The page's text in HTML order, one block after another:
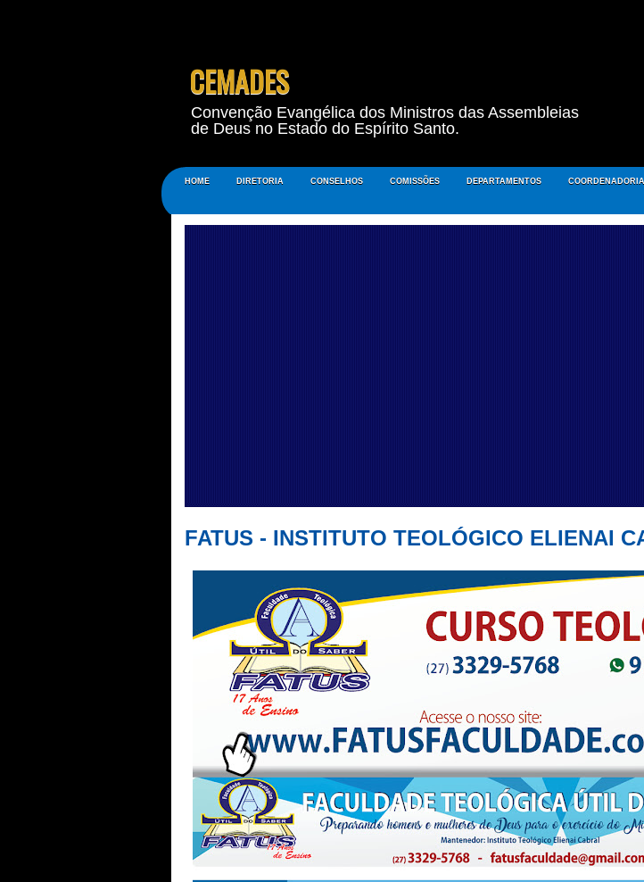
CEMADES
Convenção Evangélica dos Ministros das Assembleias
de Deus no Estado do Espírito Santo.
HOME DIRETORIA CONSELHOS COMISSÕES DEPARTAMENTOS
FATUS - INSTITUTO TEOLÓGICO ELIENAI